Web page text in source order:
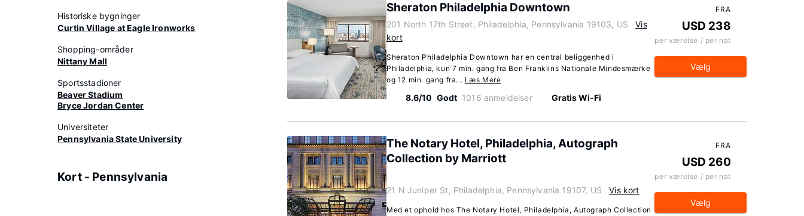
Historiske bygninger
Curtin Village at Eagle Ironworks
Shopping-områder
Nittany Mall
Sportsstadioner
Beaver Stadium
Bryce Jordan Center
Universiteter
Pennsylvania State University
Kort - Pennsylvania
Sheraton Philadelphia Downtown
201 North 17th Street, Philadelphia, Pennsylvania 19103, US
Vis
kort
Sheraton Philadelphia Downtown har en central beliggenhed i
Philadelphia, kun 7 min. gang fra Ben Franklins Nationale Mindesmærke
og 12 min. gang fra... Læs Mere
8.6/10 Godt 1016 anmeldelser Gratis Wi-Fi
FRA
USD 238
per værelse / per nat
Vælg
The Notary Hotel, Philadelphia, Autograph
Collection by Marriott
21 N Juniper St, Philadelphia, Pennsylvania 19107, US Vis kort
Med et ophold hos The Notary Hotel, Philadelphia, Autograph Collection
FRA
USD 260
per værelse / per nat
Vælg